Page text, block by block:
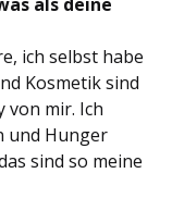
ich selbst habe
Kosmetik sind
von mir. Ich
und Hunger
sind so meine